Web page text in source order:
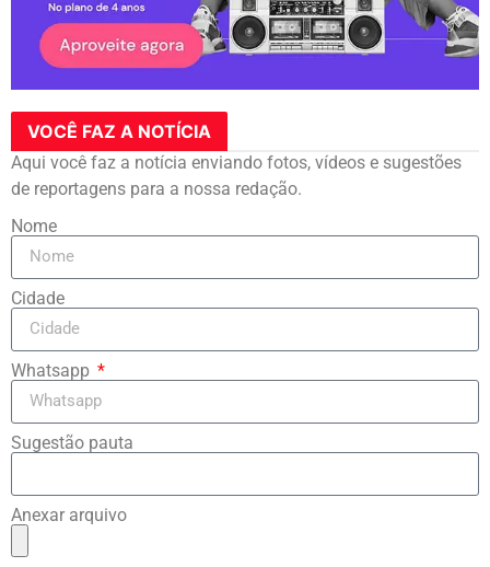
VOCÊ FAZ A NOTÍCIA
Aqui você faz a notícia enviando fotos, vídeos e sugestões
de reportagens para a nossa redação.
Nome
Cidade
Whatsapp
Sugestão pauta
Anexar arquivo